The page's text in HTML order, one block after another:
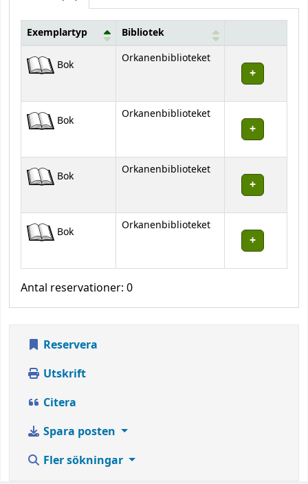
Bestånd
Exemplartyp Bibliotek
Bok Orkanenbiblioteket
Bok Orkanenbiblioteket
Bok Orkanenbiblioteket
Bok Orkanenbiblioteket
Antal reservationer: 0
Reservera
Utskrift
Citera
Spara posten
Fler sökningar